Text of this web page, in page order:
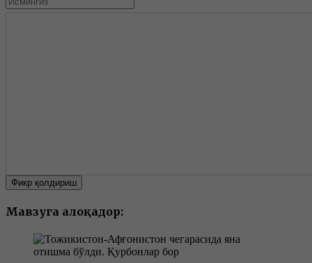
Фикр қолдириш
Мавзуга алоқадор: